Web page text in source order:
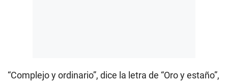
“Complejo y ordinario”, dice la letra de “Oro y estaño”,